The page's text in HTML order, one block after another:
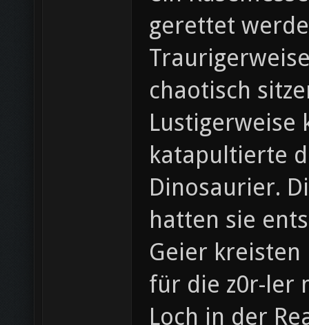
gerettet
chaotisch
Lustigerweise
katapultierte
Dinosaurier.
hatten sie
Geier
für die z0r-ler
Loch in der